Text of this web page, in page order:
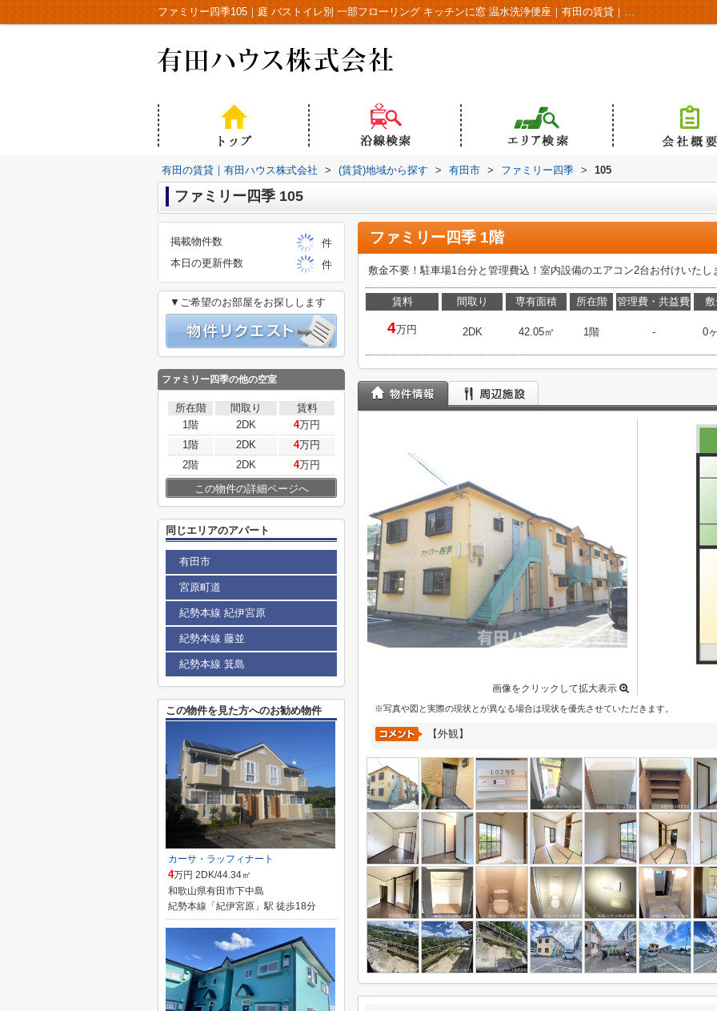
ファミリー四季105｜庭 バストイレ別 一部フローリング キッチンに窓 温水洗浄便座｜有田の賃貸｜有田ハウス株式会社
有田の賃貸｜有田ハウス株式会社 > (賃貸)地域から探す > 有田市 > ファミリー四季 > 105
ファミリー四季 105
ファミリー四季 1階
敷金不要！駐車場1台分と管理費込！室内設備のエアコン2台お付けいたし
賃料
4万円
間取り
2DK
専有面積
42.05㎡
所在階
1階
管理費・共益費
- 0
画像をクリックして拡大表示
※写真や図と実際の現状とが異なる場合は現状を優先させていただきます。
【外観】
掲載物件数
件
本日の更新件数
件
▼ご希望のお部屋をお探しします
ファミリー四季の他の空室
所在階 間取り
賃料
1階
2DK 4万円
1階
2DK 4万円
2階
2DK 4万円
この物件の詳細ページへ
同じエリアのアパート
有田市
宮原町道
紀勢本線 紀伊宮原
紀勢本線 藤並
紀勢本線 箕島
この物件を見た方へのお勧め物件
カーサ・ラッフィナート
4万円 2DK/44.34㎡
和歌山県有田市下中島
紀勢本線「紀伊宮原」駅 徒歩18分